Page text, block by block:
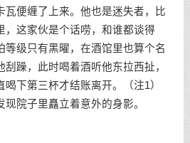
瓦便缠了上来。他也是迷失者，比
，这家伙是个话唠，和谁都谈得
等级只有黑曜，在酒馆里也算个名
躁，此时喝着酒听他东拉西扯，
下第三杯才结账离开。（注1）
院子里矗立着意外的身影。